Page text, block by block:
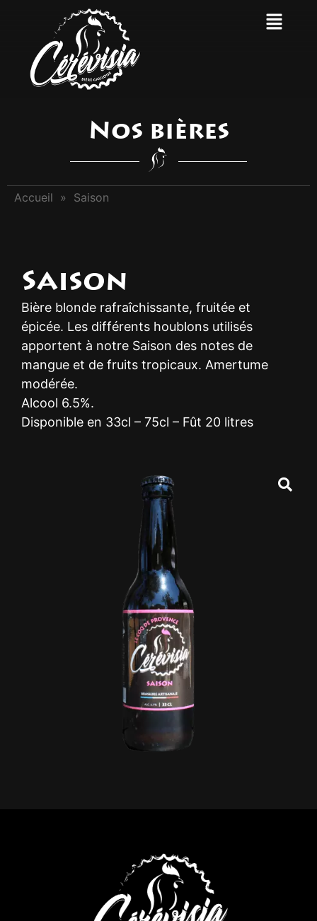
Nos bières
Accueil » Saison
Saison
Bière blonde rafraîchissante, fruitée et
épicée. Les différents houblons utilisés
apportent à notre Saison des notes de
mangue et de fruits tropicaux. Amertume
modérée.
Alcool 6.5%.
Disponible en 33cl – 75cl – Fût 20 litres